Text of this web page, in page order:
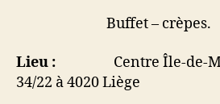
Buffet – crèpes.
Lieu : Centre Île-de-
34/22 à 4020 Liège